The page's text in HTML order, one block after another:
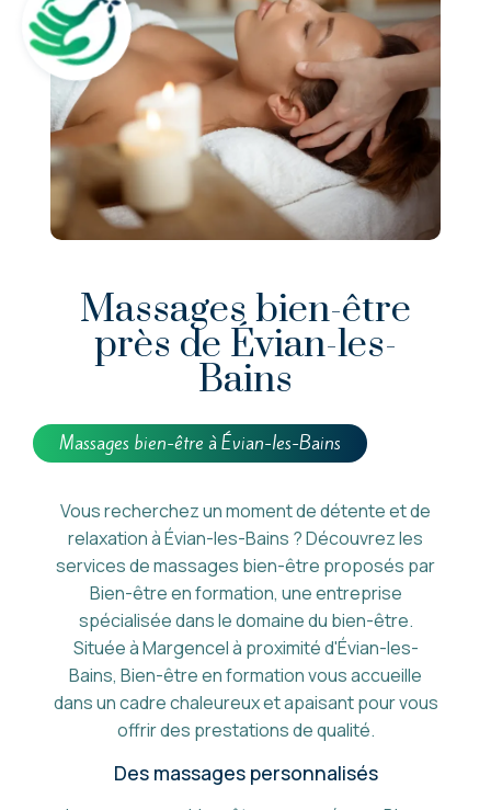
Massages bien-être
près de Évian-les-
Bains
Massages bien-être à Évian-les-Bains
Vous recherchez un moment de détente et de
relaxation à Évian-les-Bains ? Découvrez les
services de massages bien-être proposés par
Bien-être en formation, une entreprise
spécialisée dans le domaine du bien-être.
Située à Margencel à proximité d'Évian-les-
Bains, Bien-être en formation vous accueille
dans un cadre chaleureux et apaisant pour vous
offrir des prestations de qualité.
Des massages personnalisés